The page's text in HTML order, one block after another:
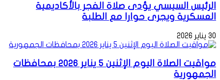
الرئيس السيسي يؤدى صلاة الفجر بالأكاديمية
العسكرية ويجرى حوارا مع الطلبة
30 يناير 2026
مواقيت الصلاة اليوم الإثنين 5 يناير 2026 بمحافظات
الجمهورية